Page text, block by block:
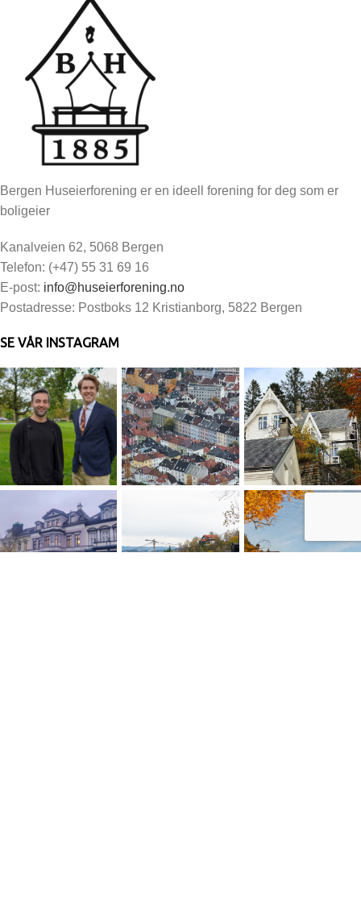
Bergen Huseierforening er en ideell forening for deg som er
boligeier
Kanalveien 62, 5068 Bergen
Telefon: (+47) 55 31 69 16
E-post: info@huseierforening.no
Postadresse: Postboks 12 Kristianborg, 5822 Bergen
SE VÅR INSTAGRAM